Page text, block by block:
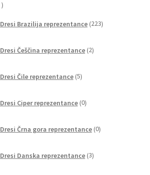
20
Dresi Brazilija reprezentance 223izdelkov
Dresi Češčina reprezentance 2izdelka
Dresi Čile reprezentance 5izdelkov
Dresi Ciper reprezentance 0izdelkov
Dresi Črna gora reprezentance 0izdelkov
Dresi Danska reprezentance 3izdelki